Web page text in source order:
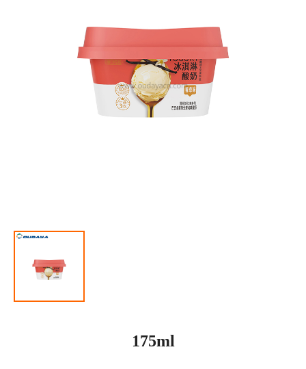
175ml